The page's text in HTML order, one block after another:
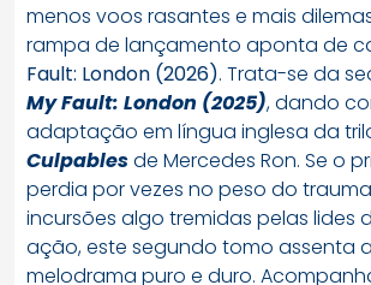
menos voos rasantes e mais
rampa de lançamento aponta de
Fault: London (2026). Trata-se da
My Fault: London (2025), dando
adaptação em língua inglesa da
Culpablesde Mercedes Ron. Se o
perdia por vezes no peso do
incursões algo tremidas pelas lides
ação, este segundo tomo assenta
melodrama puro e duro.